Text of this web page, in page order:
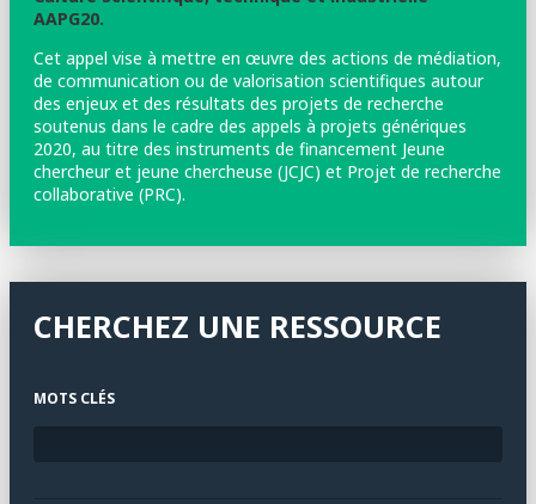
AAPG20.
Cet appel vise à mettre en œuvre des actions de médiation,
de communication ou de valorisation scientifiques autour
des enjeux et des résultats des projets de recherche
soutenus dans le cadre des appels à projets génériques
2020, au titre des instruments de financement Jeune
chercheur et jeune chercheuse (JCJC) et Projet de recherche
collaborative (PRC).
CHERCHEZ UNE RESSOURCE
MOTS CLÉS